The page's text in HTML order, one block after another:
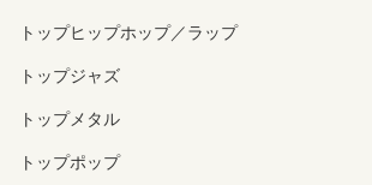
トップヒップホップ／ラップ
トップジャズ
トップメタル
トップポップ